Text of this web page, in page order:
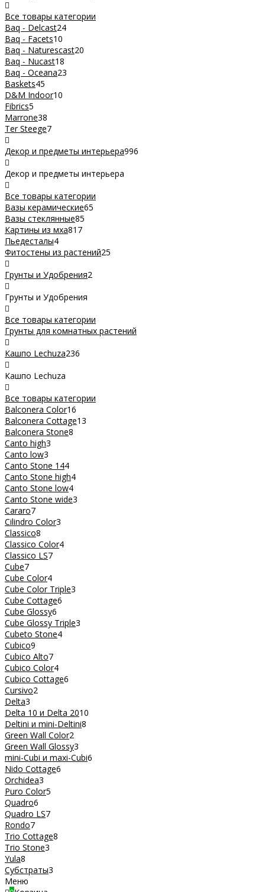
Все товары категории
Baq - Delcast24
Baq - Facets10
Baq - Naturescast20
Baq - Nucast18
Baq - Oceana23
Baskets45
D&M Indoor10
Fibrics5
Marrone38
Ter Steege7
Декор и предметы интерьера996
Декор и предметы интерьера
Все товары категории
Вазы керамические65
Вазы стеклянные85
Картины из мха817
Пьедесталы4
Фитостены из растений25
Грунты и Удобрения2
Грунты и Удобрения
Все товары категории
Грунты для комнатных растений
Кашпо Lechuza236
Кашпо Lechuza
Все товары категории
Balconera Color16
Balconera Cottage13
Balconera Stone8
Canto high3
Canto low3
Canto Stone 144
Canto Stone high4
Canto Stone low4
Canto Stone wide3
Cararo7
Cilindro Color3
Classico8
Classico Color4
Classico LS7
Cube7
Cube Color4
Cube Color Triple3
Cube Cottage6
Cube Glossy6
Cube Glossy Triple3
Cubeto Stone4
Cubico9
Cubico Alto7
Cubico Color4
Cubico Cottage6
Cursivo2
Delta3
Delta 10 и Delta 2010
Deltini и mini-Deltini8
Green Wall Color2
Green Wall Glossy3
mini-Cubi и maxi-Cubi6
Nido Cottage6
Orchidea3
Puro Color5
Quadro6
Quadro LS7
Rondo7
Trio Cottage8
Trio Stone3
Yula8
Субстраты3
Меню